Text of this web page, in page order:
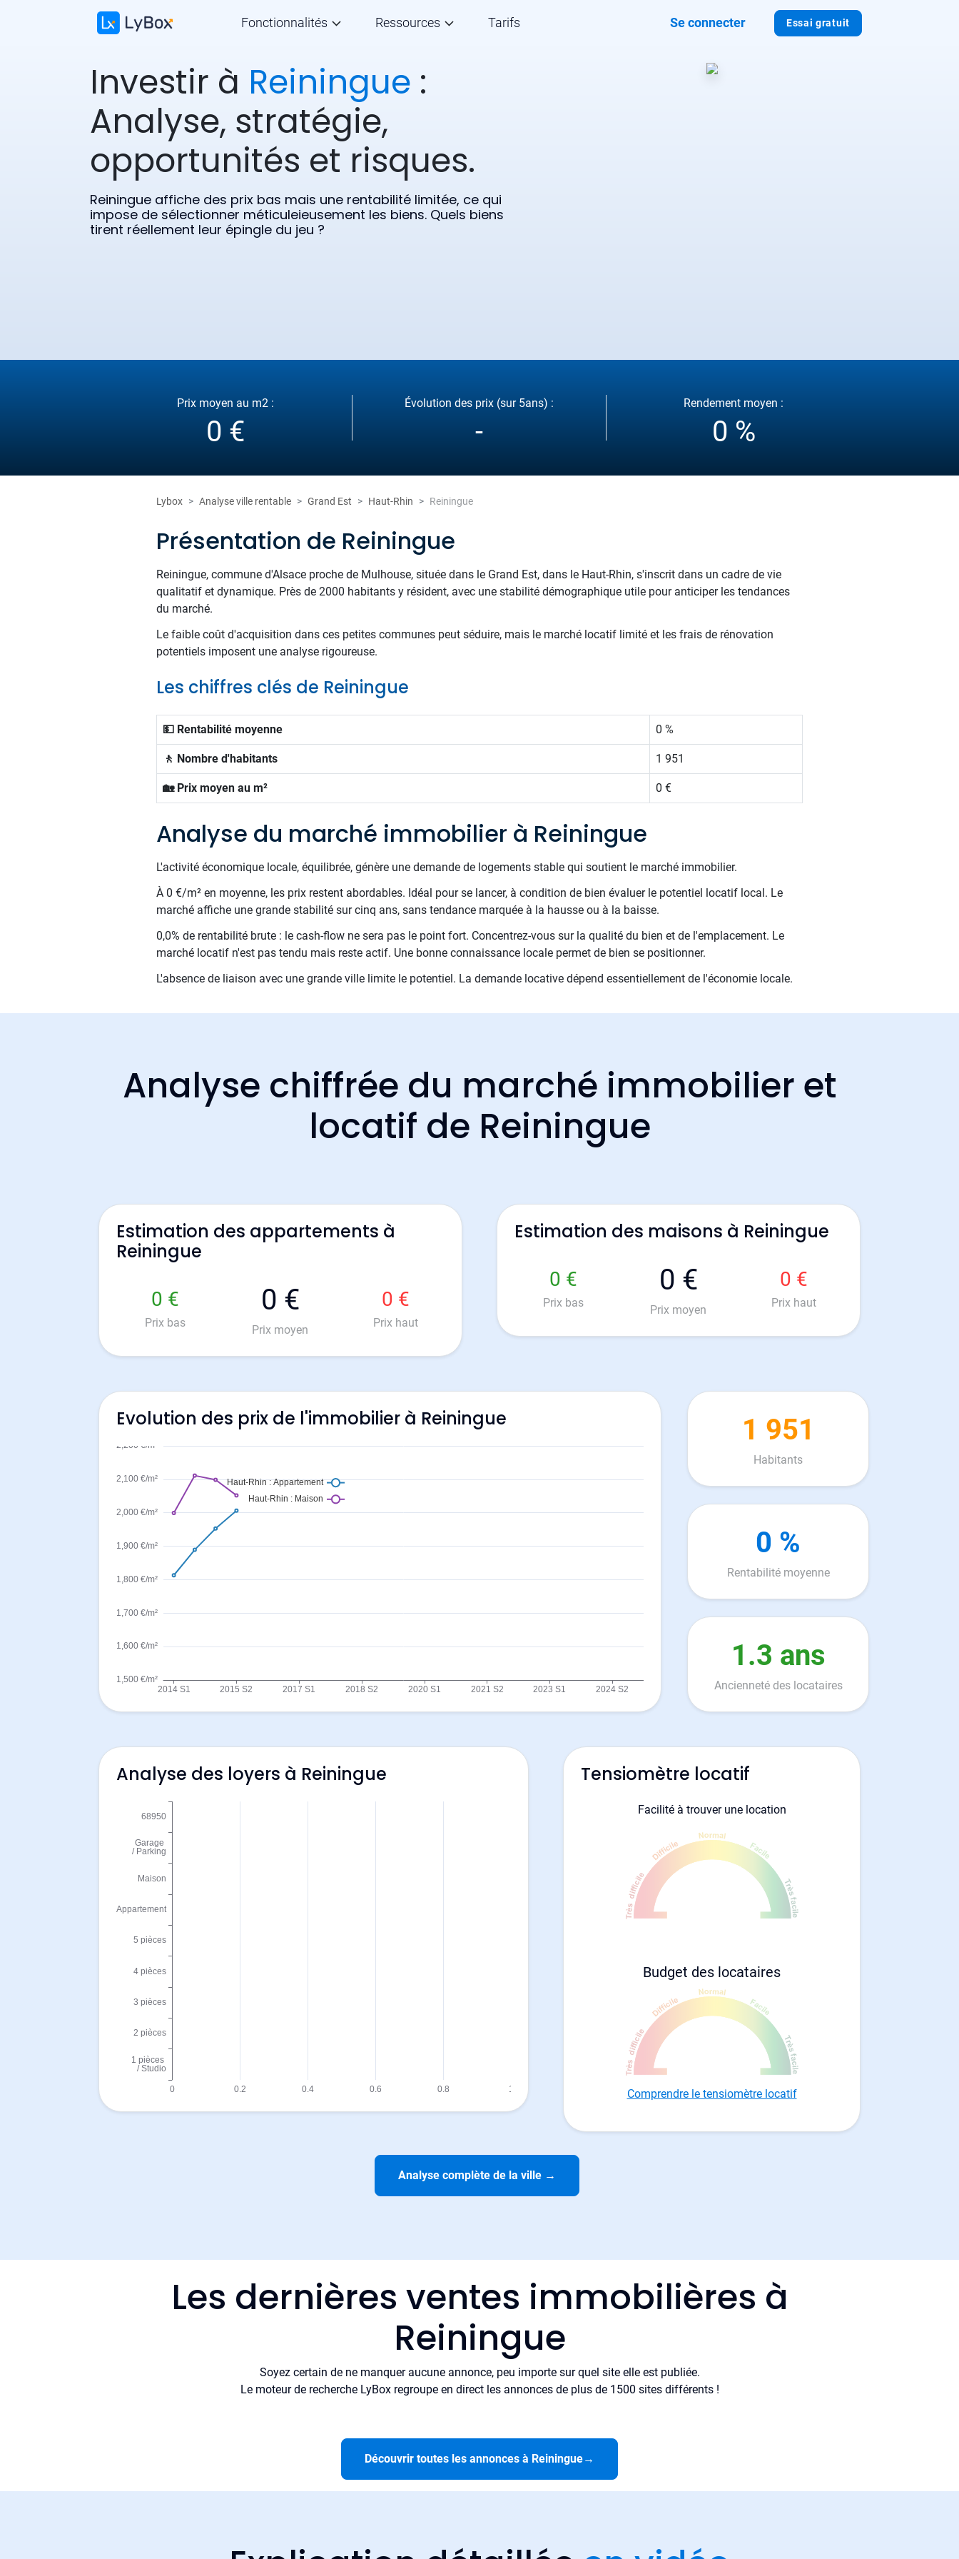
Essai gratuit
Fonctionnalités Ressources Tarifs Se connecter
Investir à Reiningue :
Analyse, stratégie,
opportunités et risques.
Reiningue affiche des prix bas mais une rentabilité limitée, ce qui
impose de sélectionner méticuleieusement les biens. Quels biens
tirent réellement leur épingle du jeu ?
Prix moyen au m2 :
0 €
Évolution des prix (sur 5ans) :
-
Rendement moyen :
0 %
Lybox Analyse ville rentable Grand Est Haut-Rhin Reiningue
Présentation de Reiningue
Reiningue, commune d'Alsace proche de Mulhouse, située dans le Grand Est, dans le Haut-Rhin, s'inscrit dans un cadre de vie
qualitatif et dynamique. Près de 2000 habitants y résident, avec une stabilité démographique utile pour anticiper les tendances
du marché.
Le faible coût d'acquisition dans ces petites communes peut séduire, mais le marché locatif limité et les frais de rénovation
potentiels imposent une analyse rigoureuse.
Les chiffres clés de Reiningue
💵 Rentabilité moyenne 0 %
🚶 Nombre d'habitants 1 951
🏡 Prix moyen au m² 0 €
Analyse du marché immobilier à Reiningue
L'activité économique locale, équilibrée, génère une demande de logements stable qui soutient le marché immobilier.
À 0 €/m² en moyenne, les prix restent abordables. Idéal pour se lancer, à condition de bien évaluer le potentiel locatif local. Le
marché affiche une grande stabilité sur cinq ans, sans tendance marquée à la hausse ou à la baisse.
0,0% de rentabilité brute : le cash-flow ne sera pas le point fort. Concentrez-vous sur la qualité du bien et de l'emplacement. Le
marché locatif n'est pas tendu mais reste actif. Une bonne connaissance locale permet de bien se positionner.
L'absence de liaison avec une grande ville limite le potentiel. La demande locative dépend essentiellement de l'économie locale.
Analyse chiffrée du marché immobilier et
locatif de Reiningue
Estimation des appartements à
Reiningue
0 €
Prix bas
0 €
Prix moyen
0 €
Prix haut
Estimation des maisons à Reiningue
0 €
Prix bas
0 €
Prix moyen
0 €
Prix haut
Evolution des prix de l'immobilier à Reiningue 1 951
Habitants
0 %
Rentabilité moyenne
1.3 ans
Ancienneté des locataires
Analyse des loyers à Reiningue Tensiomètre locatif
Facilité à trouver une location
Budget des locataires
Comprendre le tensiomètre locatif
Analyse complète de la ville →
Les dernières ventes immobilières à
Reiningue
Soyez certain de ne manquer aucune annonce, peu importe sur quel site elle est publiée.
Le moteur de recherche LyBox regroupe en direct les annonces de plus de 1500 sites différents !
Découvrir toutes les annonces à Reiningue→